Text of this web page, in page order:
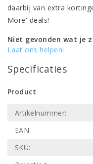
daarbij van extra
More' deals!
Niet gevonden wat je
Laat ons helpen!
Specificaties
Product
Artikelnummer:
EAN:
SKU: